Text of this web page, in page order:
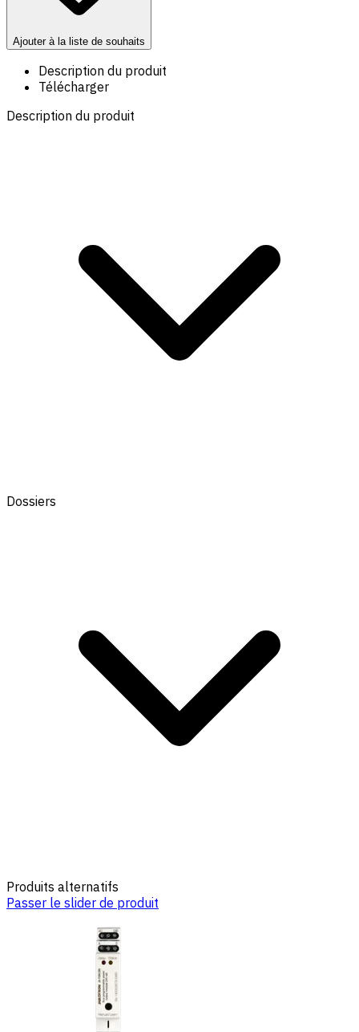
Ajouter à la liste de souhaits
Description du produit
Télécharger
Description du produit
Dossiers
Produits alternatifs
Passer le slider de produit